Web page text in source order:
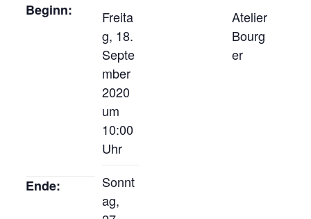
Beginn:
Freita
g, 18.
Septe
mber
2020
um
10:00
Uhr
Ende:
Sonnt
ag,
Atelier
Bourg
er